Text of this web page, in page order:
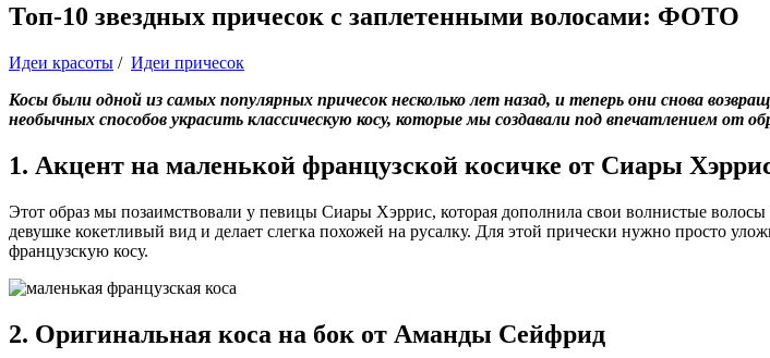
Топ-10 звездных причесок с заплетенными волосами: ФОТО
Идеи красоты / Идеи причесок
Косы были одной из самых популярных причесок несколько лет назад, и теперь они снова
необычных способов украсить классическую косу, которые мы создавали под впечатлением от
1. Акцент на маленькой французской косичке от Сиары
Этот образ мы позаимствовали у певицы Сиары Хэррис, которая дополнила свои волнистые
девушке кокетливый вид и делает слегка похожей на русалку. Для этой прически нужно просто
французскую косу.
2. Оригинальная коса на бок от Аманды Сейфрид